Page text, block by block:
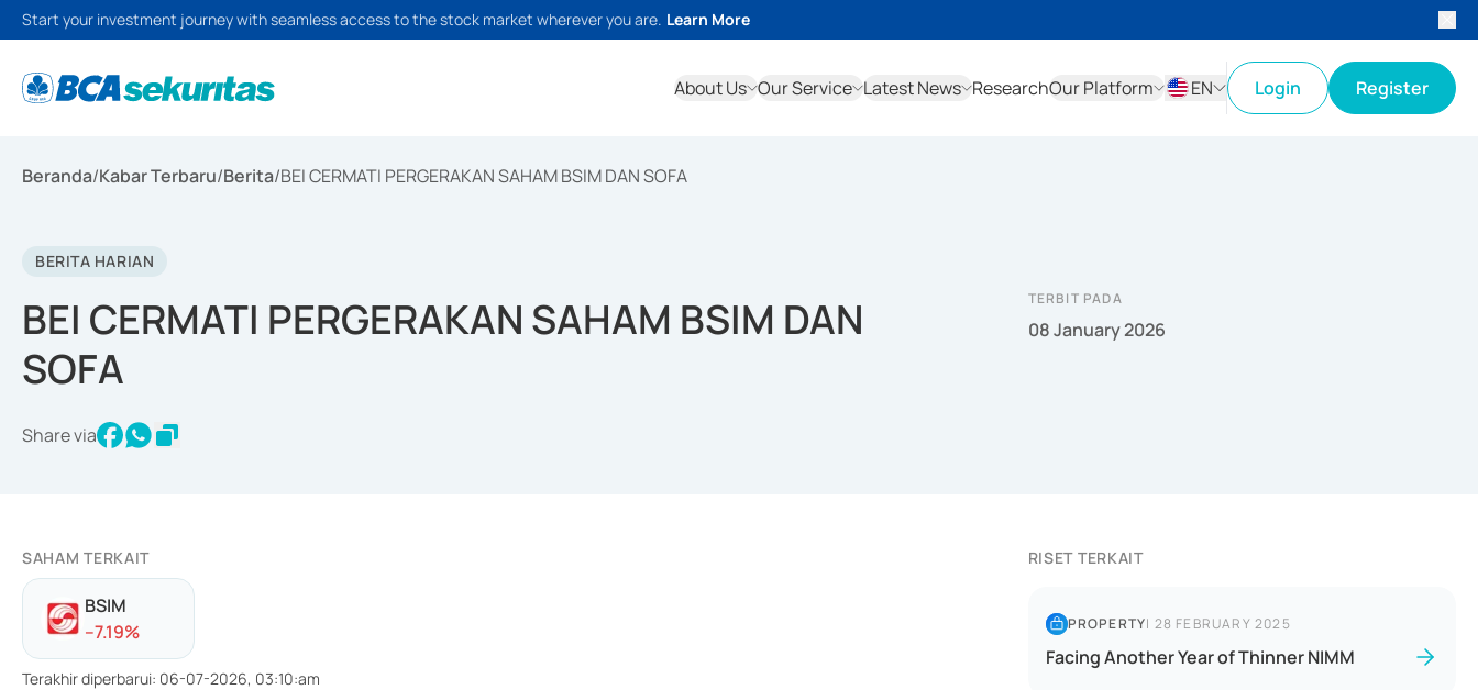
Start your investment journey with seamless access to the stock market wherever you are. Learn More
About Us Our Service Latest News ResearchOur Platform
EN
Login Register
Beranda/Kabar Terbaru/Berita/BEI CERMATI PERGERAKAN SAHAM BSIM DAN SOFA
BERITA HARIAN
BEI CERMATI PERGERAKAN SAHAM BSIM DAN
SOFA
Share via
TERBIT PADA
08 January 2026
SAHAM TERKAIT
BSIM
--7.19%
Terakhir diperbarui: 06-07-2026, 03:10:am
RISET TERKAIT
PROPERTY| 28 FEBRUARY 2025
Facing Another Year of Thinner NIMM